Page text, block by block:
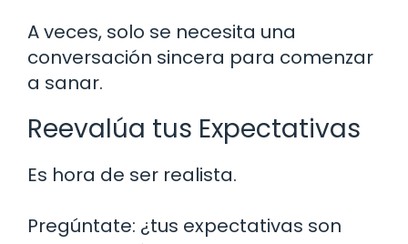
A veces, solo se necesita una
conversación sincera para comenzar
a sanar.
Reevalúa tus Expectativas
Es hora de ser realista.
Pregúntate: ¿tus expectativas son